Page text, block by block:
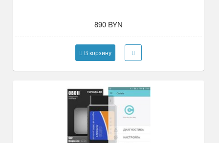
890 BYN
В корзину